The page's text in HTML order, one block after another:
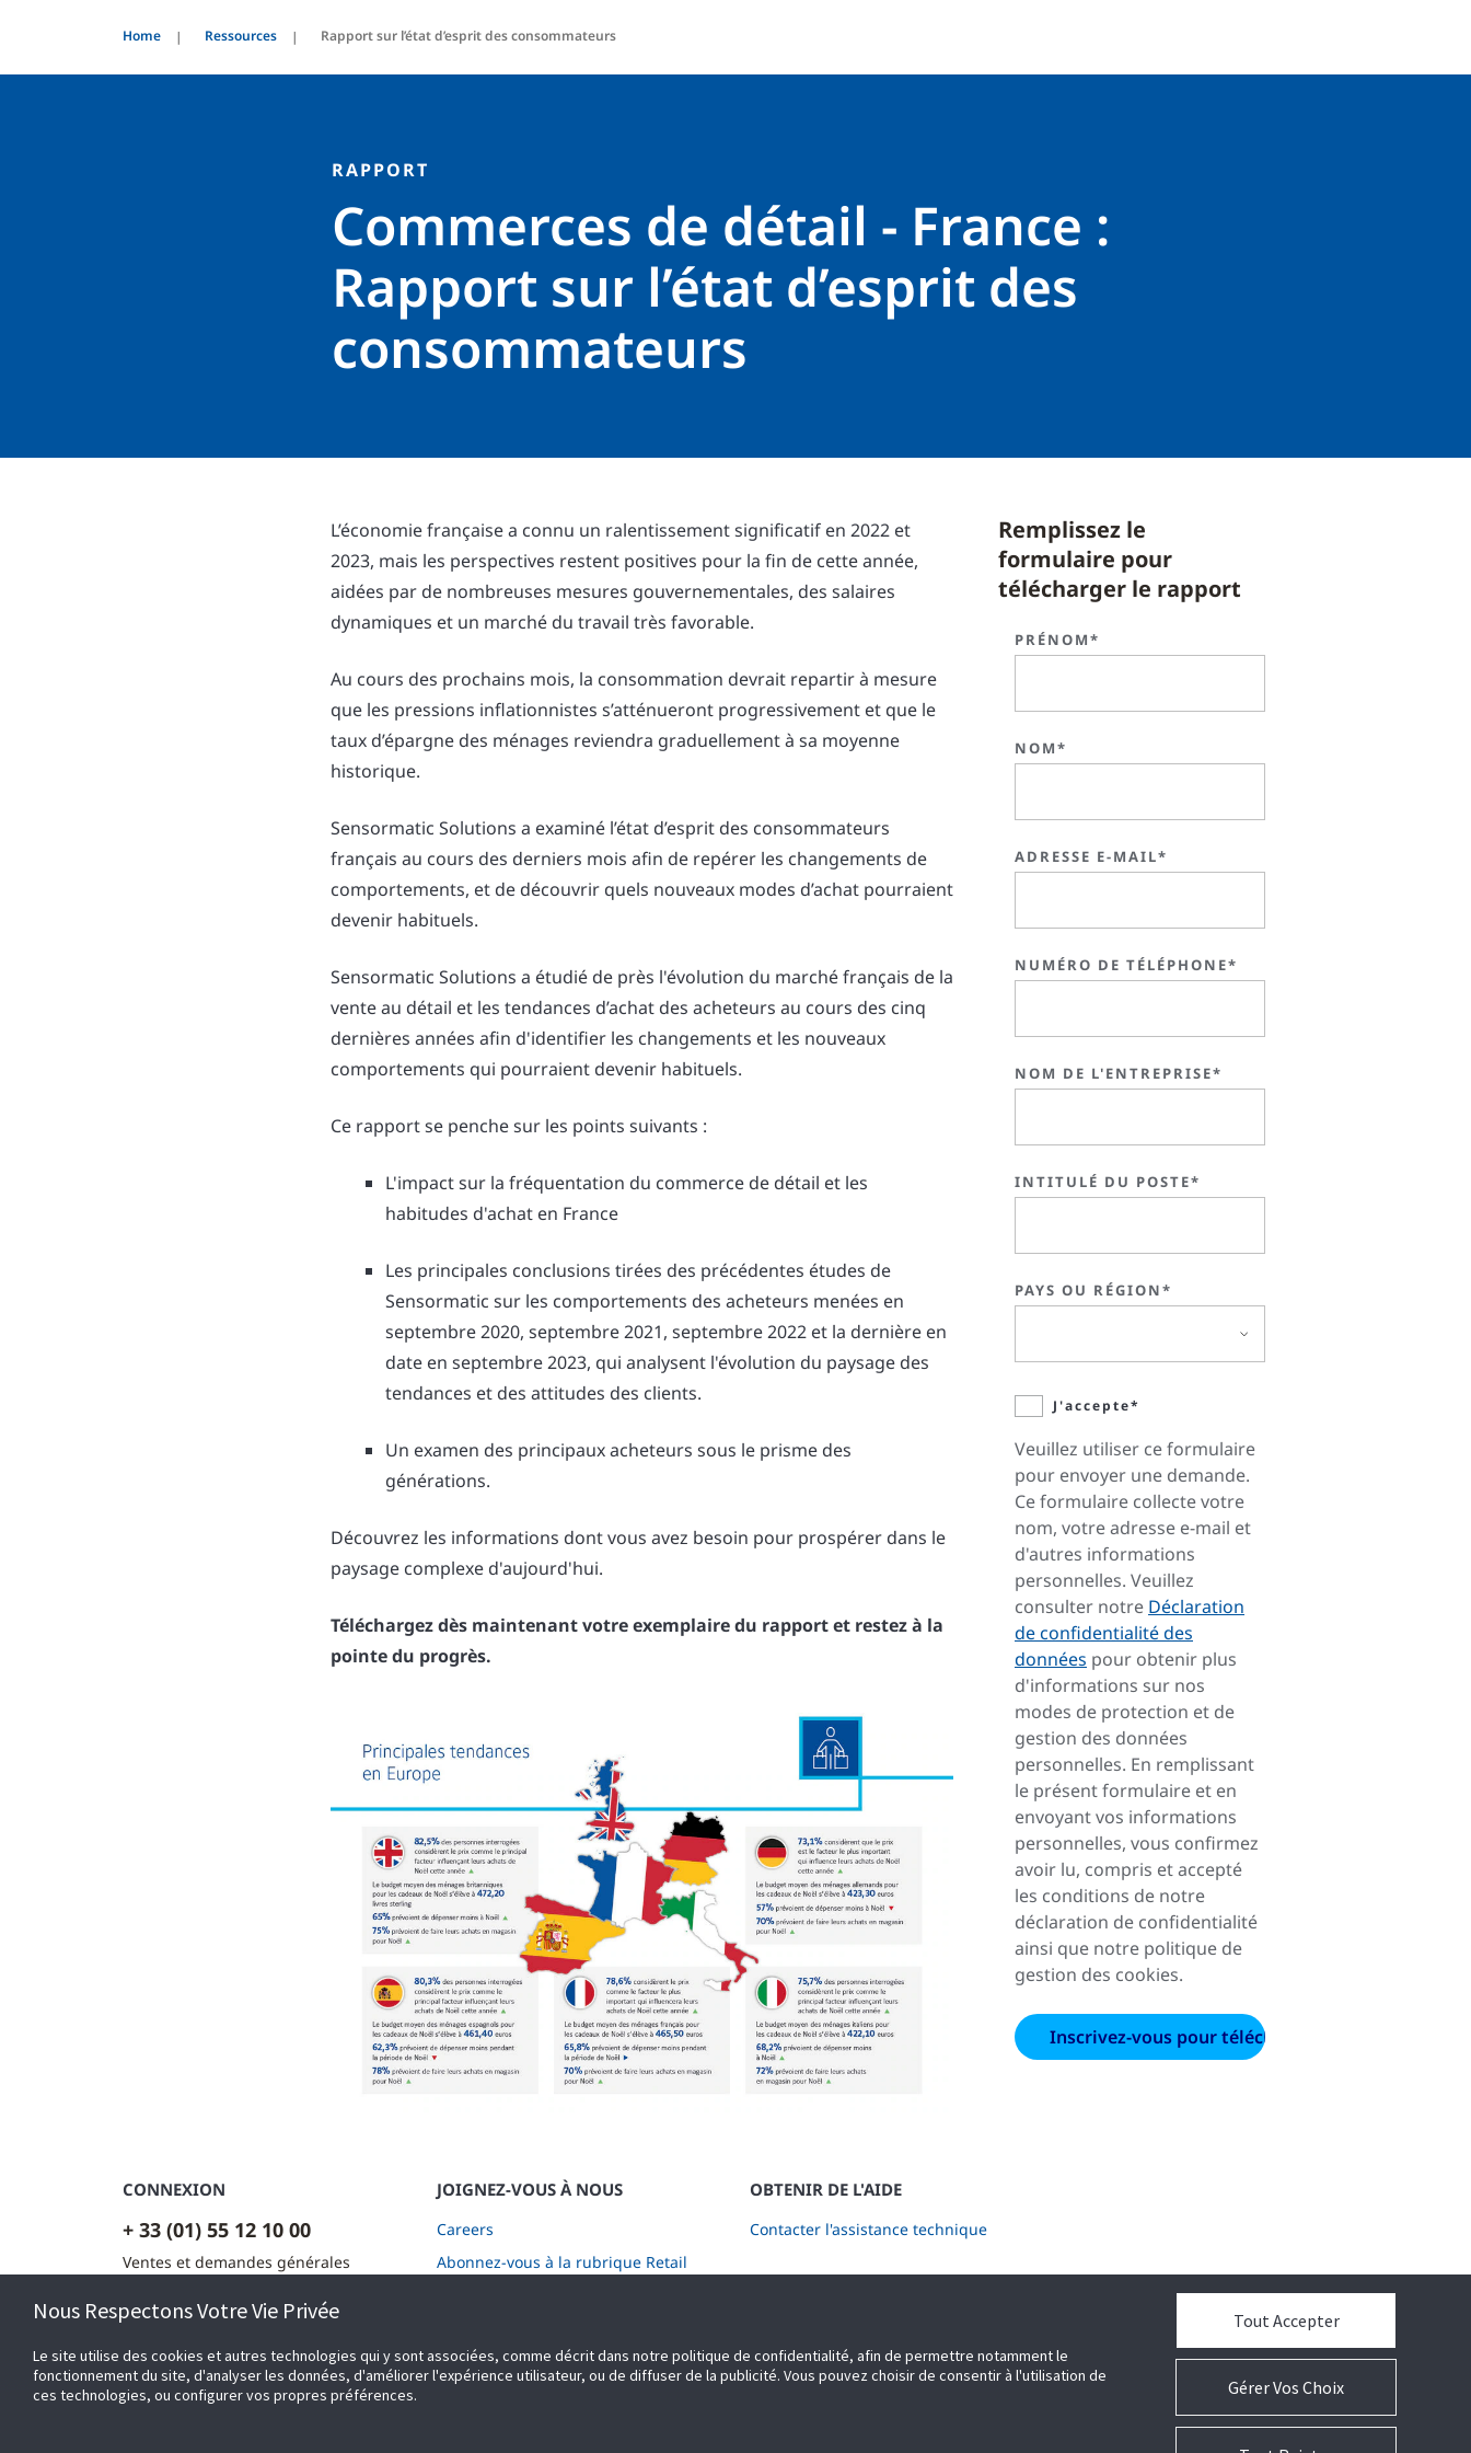
Home Ressources Rapport sur l’état d’esprit des consommateurs
RAPPORT
Commerces de détail - France :
Rapport sur l’état d’esprit des
consommateurs
L’économie française a connu un ralentissement significatif en 2022 et
2023, mais les perspectives restent positives pour la fin de cette année,
aidées par de nombreuses mesures gouvernementales, des salaires
dynamiques et un marché du travail très favorable.
Au cours des prochains mois, la consommation devrait repartir à mesure
que les pressions inflationnistes s’atténueront progressivement et que le
taux d’épargne des ménages reviendra graduellement à sa moyenne
historique.
Sensormatic Solutions a examiné l’état d’esprit des consommateurs
français au cours des derniers mois afin de repérer les changements de
comportements, et de découvrir quels nouveaux modes d’achat pourraient
devenir habituels.
Sensormatic Solutions a étudié de près l'évolution du marché français de la
vente au détail et les tendances d’achat des acheteurs au cours des cinq
dernières années afin d'identifier les changements et les nouveaux
comportements qui pourraient devenir habituels.
Ce rapport se penche sur les points suivants :
L'impact sur la fréquentation du commerce de détail et les
habitudes d'achat en France
Les principales conclusions tirées des précédentes études de
Sensormatic sur les comportements des acheteurs menées en
septembre 2020, septembre 2021, septembre 2022 et la dernière en
date en septembre 2023, qui analysent l'évolution du paysage des
tendances et des attitudes des clients.
Un examen des principaux acheteurs sous le prisme des
générations.
Découvrez les informations dont vous avez besoin pour prospérer dans le
paysage complexe d'aujourd'hui.
Téléchargez dès maintenant votre exemplaire du rapport et restez à la
pointe du progrès.
Remplissez le
formulaire pour
télécharger le rapport
PRÉNOM*
NOM*
ADRESSE E-MAIL*
NUMÉRO DE TÉLÉPHONE*
NOM DE L'ENTREPRISE*
INTITULÉ DU POSTE*
PAYS OU RÉGION*
J'accepte*
Veuillez utiliser ce formulaire
pour envoyer une demande.
Ce formulaire collecte votre
nom, votre adresse e-mail et
d'autres informations
personnelles. Veuillez
consulter notre Déclaration
de confidentialité des
données pour obtenir plus
d'informations sur nos
modes de protection et de
gestion des données
personnelles. En remplissant
le présent formulaire et en
envoyant vos informations
personnelles, vous confirmez
avoir lu, compris et accepté
les conditions de notre
déclaration de confidentialité
ainsi que notre politique de
gestion des cookies.
CONNEXION
+ 33 (01) 55 12 10 00
Ventes et demandes générales
Nous contacter
JOIGNEZ-VOUS À NOUS
Careers
Abonnez-vous à la rubrique Retail
OBTENIR DE L'AIDE
Contacter l'assistance technique
Nous Respectons Votre Vie Privée
Le site utilise des cookies et autres technologies qui y sont associées, comme décrit dans notre politique de confidentialité, afin de permettre notamment le
fonctionnement du site, d'analyser les données, d'améliorer l'expérience utilisateur, ou de diffuser de la publicité. Vous pouvez choisir de consentir à l'utilisation de
ces technologies, ou configurer vos propres préférences.
Gérer Vos Choix
Tout Accepter